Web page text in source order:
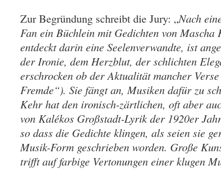
Zur Begründung schreibt die Jury: „Nach
Fan ein Büchlein mit Gedichten von
entdeckt darin eine Seelenverwandte, ist
der Ironie, dem Herzblut, der schlichten
erschrocken ob der Aktualität mancher
Fremde“). Sie fängt an, Musiken dafür zu
Kehr hat den ironisch-zärtlichen, oft aber
von Kalékos Großstadt-Lyrik der 1920er
so dass die Gedichte klingen, als seien sie
Musik-Form geschrieben worden. Große
trifft auf farbige Vertonungen einer klugen